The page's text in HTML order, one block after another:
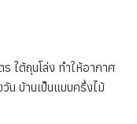
ใต้ถุนโล่ง ทำให้อากาศ
น บ้านเป็นแบบครึ่งไม้